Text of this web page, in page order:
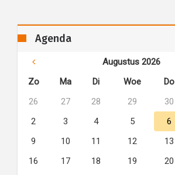
Agenda
Augustus 2026
Zo
Ma Di Woe Do
26
27 28 29 30
2
3 4 5 6
9
10 11 12 13
16
17 18 19 20